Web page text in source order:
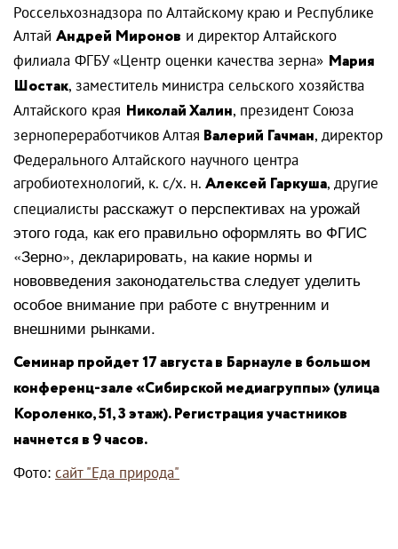
Россельхознадзора по Алтайскому краю и Республике
Алтай Андрей Миронов и директор Алтайского
филиала ФГБУ «Центр оценки качества зерна» Мария
Шостак, заместитель министра сельского хозяйства
Алтайского края Николай Халин, президент Союза
зернопереработчиков Алтая Валерий Гачман, директор
Федерального Алтайского научного центра
агробиотехнологий, к. с/х. н. Алексей Гаркуша, другие
специалисты расскажут о перспективах на урожай
этого года, как его правильно оформлять во ФГИС
«Зерно», декларировать, на какие нормы и
нововведения законодательства следует уделить
особое внимание при работе с внутренним и
внешними рынками.
Семинар пройдет 17 августа в Барнауле в большом
конференц-зале «Сибирской медиагруппы» (улица
Короленко, 51, 3 этаж). Регистрация участников
начнется в 9 часов.
Фото: сайт "Еда природа"